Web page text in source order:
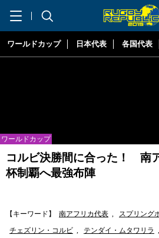
ワールドカップ 日本代表 各国代表
ワールドカップ
コルビ決勝間に合った！ 南
杯制覇へ最強布陣
【キーワード】 南アフリカ代表 , スプリング
チェズリン・コルビ , テンダイ・ムタワリラ ,